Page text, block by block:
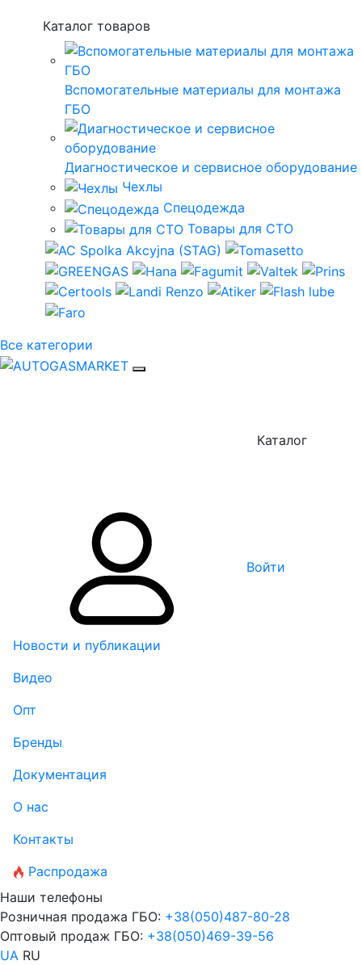
Каталог товаров
Вспомогательные материалы для монтажа
ГБО
Диагностическое и сервисное оборудование
Чехлы
Спецодежда
Товары для СТО
Все категории
Каталог
Войти
Новости и публикации
Видео
Опт
Бренды
Документация
О нас
Контакты
Распродажа
Наши телефоны
Розничная продажа ГБО: +38(050)487-80-28
Оптовый продаж ГБО: +38(050)469-39-56
UA RU